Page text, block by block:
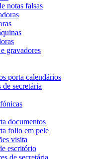
notas falsas
gravadores
porta calendários
secretária
documentos
folio em pele
visita
escritório
de secretária